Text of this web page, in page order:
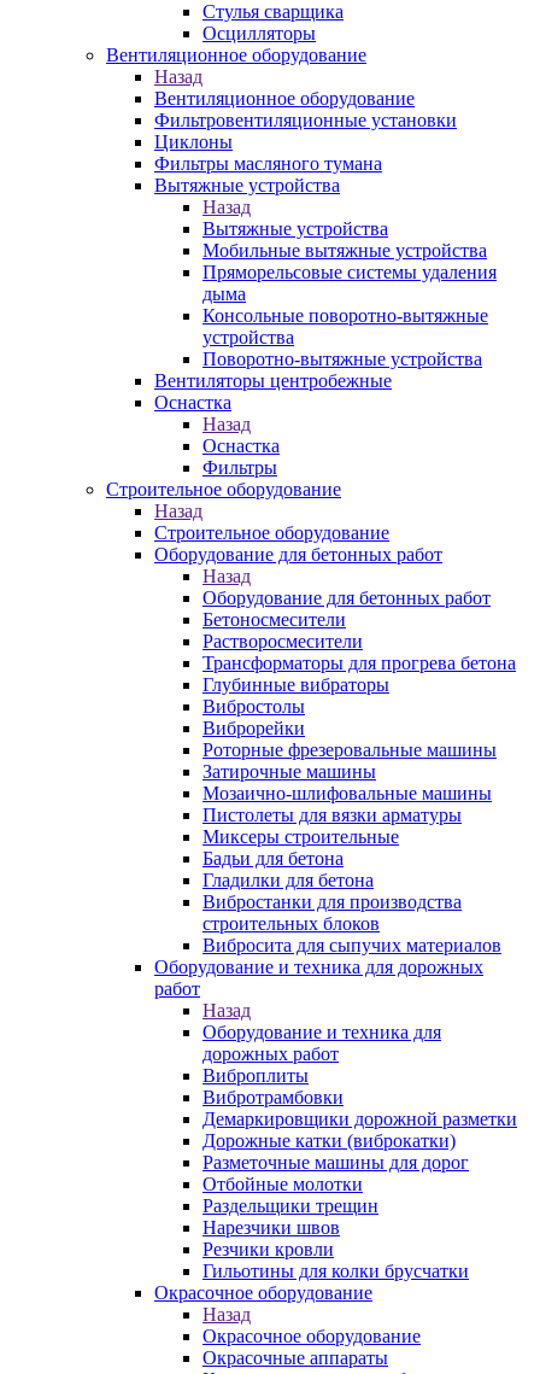
Стулья сварщика
Осцилляторы
Вентиляционное оборудование
Назад
Вентиляционное оборудование
Фильтровентиляционные установки
Циклоны
Фильтры масляного тумана
Вытяжные устройства
Назад
Вытяжные устройства
Мобильные вытяжные устройства
Пряморельсовые системы удаления
дыма
Консольные поворотно-вытяжные
устройства
Поворотно-вытяжные устройства
Вентиляторы центробежные
Оснастка
Назад
Оснастка
Фильтры
Строительное оборудование
Назад
Строительное оборудование
Оборудование для бетонных работ
Назад
Оборудование для бетонных работ
Бетоносмесители
Растворосмесители
Трансформаторы для прогрева бетона
Глубинные вибраторы
Вибростолы
Виброрейки
Роторные фрезеровальные машины
Затирочные машины
Мозаично-шлифовальные машины
Пистолеты для вязки арматуры
Миксеры строительные
Бадьи для бетона
Гладилки для бетона
Вибростанки для производства
строительных блоков
Вибросита для сыпучих материалов
Оборудование и техника для дорожных
работ
Назад
Оборудование и техника для
дорожных работ
Виброплиты
Вибротрамбовки
Демаркировщики дорожной разметки
Дорожные катки (виброкатки)
Разметочные машины для дорог
Отбойные молотки
Раздельщики трещин
Нарезчики швов
Резчики кровли
Гильотины для колки брусчатки
Окрасочное оборудование
Назад
Окрасочное оборудование
Окрасочные аппараты